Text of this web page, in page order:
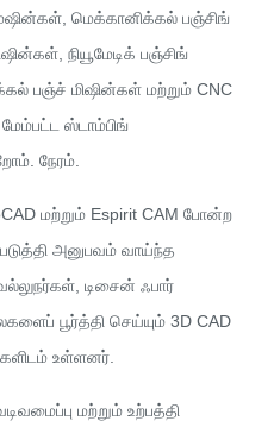
மெக்கானிக்கல் பஞ்சிங்
நியூமேடிக் பஞ்சிங்
பஞ்ச் மிஷின்கள் மற்றும் CNC
ஸ்டாம்பிங்
நேரம்.
மற்றும் Espirit CAM போன்ற
அனுபவம் வாய்ந்த
டிசைன் ஃபார்
பூர்த்தி செய்யும் 3D CAD
உள்ளனர்.
மற்றும் உற்பத்தி